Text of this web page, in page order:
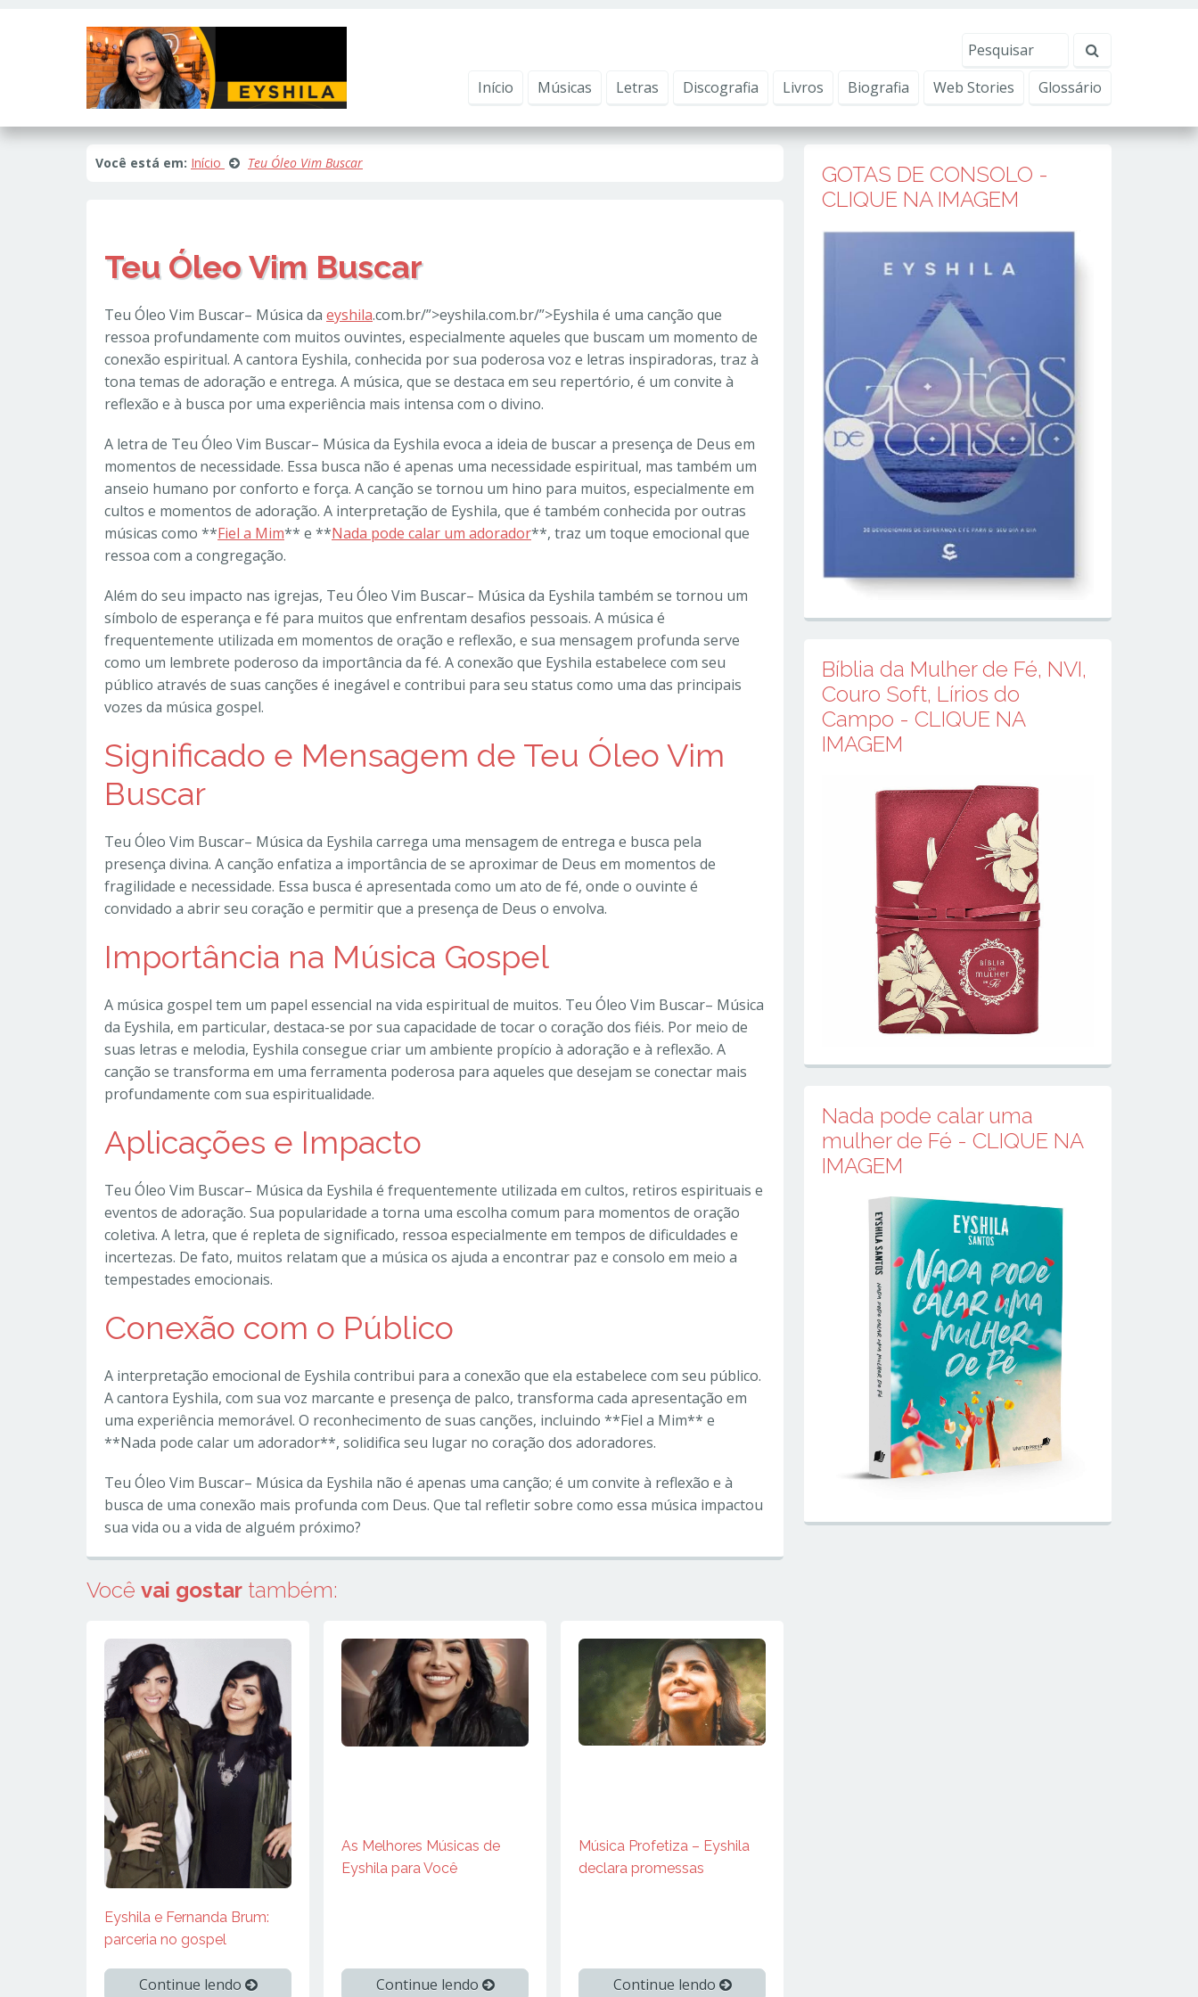
Início Músicas Letras Discografia Livros Biografia Web Stories Glossário
Você está em: Início Teu Óleo Vim Buscar
Teu Óleo Vim Buscar
Teu Óleo Vim Buscar– Música da eyshila.com.br/”>eyshila.com.br/”>Eyshila é uma canção que
ressoa profundamente com muitos ouvintes, especialmente aqueles que buscam um momento de
conexão espiritual. A cantora Eyshila, conhecida por sua poderosa voz e letras inspiradoras, traz à
tona temas de adoração e entrega. A música, que se destaca em seu repertório, é um convite à
reflexão e à busca por uma experiência mais intensa com o divino.
A letra de Teu Óleo Vim Buscar– Música da Eyshila evoca a ideia de buscar a presença de Deus em
momentos de necessidade. Essa busca não é apenas uma necessidade espiritual, mas também um
anseio humano por conforto e força. A canção se tornou um hino para muitos, especialmente em
cultos e momentos de adoração. A interpretação de Eyshila, que é também conhecida por outras
músicas como **Fiel a Mim** e **Nada pode calar um adorador**, traz um toque emocional que
ressoa com a congregação.
Além do seu impacto nas igrejas, Teu Óleo Vim Buscar– Música da Eyshila também se tornou um
símbolo de esperança e fé para muitos que enfrentam desafios pessoais. A música é
frequentemente utilizada em momentos de oração e reflexão, e sua mensagem profunda serve
como um lembrete poderoso da importância da fé. A conexão que Eyshila estabelece com seu
público através de suas canções é inegável e contribui para seu status como uma das principais
vozes da música gospel.
Significado e Mensagem de Teu Óleo Vim
Buscar
Teu Óleo Vim Buscar– Música da Eyshila carrega uma mensagem de entrega e busca pela
presença divina. A canção enfatiza a importância de se aproximar de Deus em momentos de
fragilidade e necessidade. Essa busca é apresentada como um ato de fé, onde o ouvinte é
convidado a abrir seu coração e permitir que a presença de Deus o envolva.
Importância na Música Gospel
A música gospel tem um papel essencial na vida espiritual de muitos. Teu Óleo Vim Buscar– Música
da Eyshila, em particular, destaca-se por sua capacidade de tocar o coração dos fiéis. Por meio de
suas letras e melodia, Eyshila consegue criar um ambiente propício à adoração e à reflexão. A
canção se transforma em uma ferramenta poderosa para aqueles que desejam se conectar mais
profundamente com sua espiritualidade.
Aplicações e Impacto
Teu Óleo Vim Buscar– Música da Eyshila é frequentemente utilizada em cultos, retiros espirituais e
eventos de adoração. Sua popularidade a torna uma escolha comum para momentos de oração
coletiva. A letra, que é repleta de significado, ressoa especialmente em tempos de dificuldades e
incertezas. De fato, muitos relatam que a música os ajuda a encontrar paz e consolo em meio a
tempestades emocionais.
Conexão com o Público
A interpretação emocional de Eyshila contribui para a conexão que ela estabelece com seu público.
A cantora Eyshila, com sua voz marcante e presença de palco, transforma cada apresentação em
uma experiência memorável. O reconhecimento de suas canções, incluindo **Fiel a Mim** e
**Nada pode calar um adorador**, solidifica seu lugar no coração dos adoradores.
Teu Óleo Vim Buscar– Música da Eyshila não é apenas uma canção; é um convite à reflexão e à
busca de uma conexão mais profunda com Deus. Que tal refletir sobre como essa música impactou
sua vida ou a vida de alguém próximo?
Você vai gostar também:
Eyshila e Fernanda Brum:
parceria no gospel
Continue lendo
As Melhores Músicas de
Eyshila para Você
Continue lendo
Música Profetiza – Eyshila
declara promessas
Continue lendo
GOTAS DE CONSOLO -
CLIQUE NA IMAGEM
Bíblia da Mulher de Fé, NVI,
Couro Soft, Lírios do
Campo - CLIQUE NA
IMAGEM
Nada pode calar uma
mulher de Fé - CLIQUE NA
IMAGEM
fornecer conteúdo de terceiros. Leia mais emPolítica de Cookies e Privacidade